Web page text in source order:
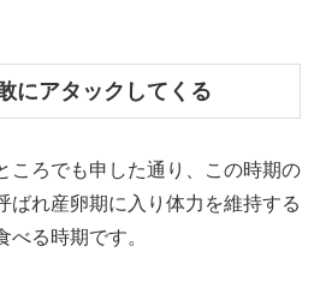
にアタックしてくる
ころでも申した通り、この時期の
ばれ産卵期に入り体力を維持する
べる時期です。